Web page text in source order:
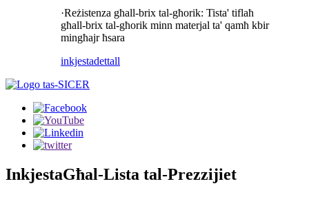
·Reżistenza għall-brix tal-għorik: Tista' tiflaħ
għall-brix tal-għorik minn materjal ta' qamħ kbir
mingħajr ħsara
inkjestadettall
InkjestaGħal-Lista tal-Prezzijiet